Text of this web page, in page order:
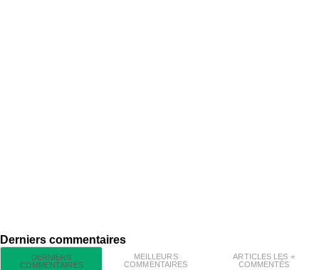
Derniers commentaires
DERNIERS
COMMENTAIRES
MEILLEURS
COMMENTAIRES
ARTICLES LES +
COMMENTÉS